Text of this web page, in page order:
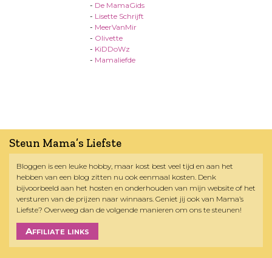
- De MamaGids
- Lisette Schrijft
- MeerVanMir
- Olivette
- KiDDoWz
- Mamaliefde
Steun Mama’s Liefste
Bloggen is een leuke hobby, maar kost best veel tijd en aan het
hebben van een blog zitten nu ook eenmaal kosten. Denk
bijvoorbeeld aan het hosten en onderhouden van mijn website of het
versturen van de prijzen naar winnaars. Geniet jij ook van Mama’s
Liefste? Overweeg dan de volgende manieren om ons te steunen!
Affiliate links